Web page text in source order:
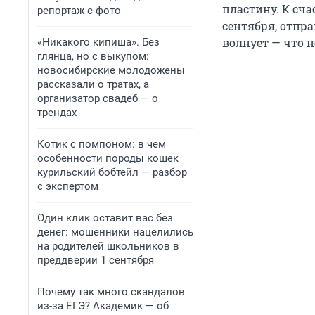
репортаж с фото
«Никакого кипиша». Без
глянца, но с выкупом:
новосибирские молодожены
рассказали о тратах, а
организатор свадеб — о
трендах
Котик с помпоном: в чем
особенности породы кошек
курильский бобтейл — разбор
с экспертом
Один клик оставит вас без
денег: мошенники нацелились
на родителей школьников в
преддверии 1 сентября
Почему так много скандалов
из-за ЕГЭ? Академик — об
пластину. К
сентября,
волнует — что